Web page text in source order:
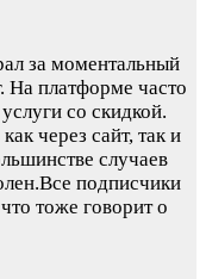
за моментальный
На платформе часто
со скидкой.
через сайт, так и
случаев
подписчики
тоже говорит о